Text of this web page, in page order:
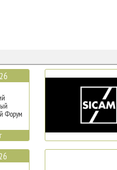
Форум